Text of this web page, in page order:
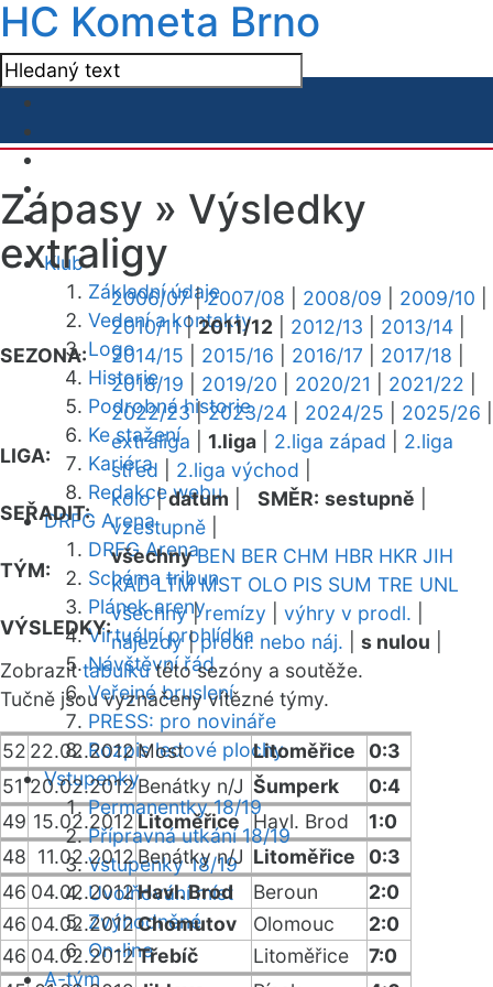
HC Kometa Brno
Klub
Základní údaje
Vedení a kontakty
Logo
Historie
Podrobná historie
Ke stažení
Kariéra
Redakce webu
DRFG Arena
DRFG Arena
Schéma tribun
Plánek areny
Virtuální prohlídka
Návštěvní řád
Veřejné bruslení
PRESS: pro novináře
Rozpis ledové plochy
Vstupenky
Permanentky 18/19
Přípravná utkání 18/19
Vstupenky 18/19
Uvolňování míst
Zvýhodněné
On-line
A-tým
Zápasy » Výsledky
extraligy
SEZONA:
2006/07|2007/08 2008/09 2009/10
2010/11|2011/12 2012/13 2013/14
2014/15
2015/16 2016/17 2017/18
2018/19
2019/20 2020/21 2021/22
2022/23|2023/24 2024/25 2025/26
LIGA:
extraliga 1.liga 2.liga západ
2.liga
střed
2.liga východ
SEŘADIT:
kolo|datum SMĚR: sestupně
vzestupně
TÝM:
všechny BEN BER CHM HBR HKR JIH
KAD LTM MST OLO PIS SUM TRE UNL
VÝSLEDKY:
všechny|remízy výhry v prodl.
nájezdy|prodl. nebo náj. s nulou
Zobrazittabulkutéto sezóny a soutěže.
Tučně jsou vyznačeny vítězné týmy.
52 22.02.2012Most Litoměřice
0:3
51 20.02.2012Benátky n/J Šumperk
0:4
49 15.02.2012Litoměřice Havl. Brod
1:0
48 11.02.2012Benátky n/J Litoměřice
0:3
46 04.02.2012Havl. Brod Beroun
2:0
46 04.02.2012Chomutov Olomouc
2:0
46 04.02.2012Třebíč Litoměřice
7:0